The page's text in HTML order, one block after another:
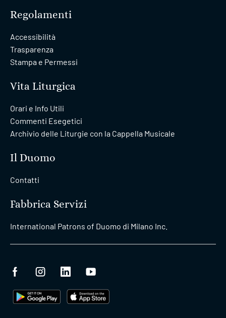
Regolamenti
Accessibilità
Trasparenza
Stampa e Permessi
Vita Liturgica
Orari e Info Utili
Commenti Esegetici
Archivio delle Liturgie con la Cappella Musicale
Il Duomo
Contatti
Fabbrica Servizi
International Patrons of Duomo di Milano Inc.